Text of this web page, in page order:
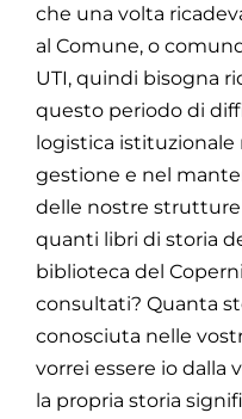
che una volta
al Comune, o
UTI, quindi bisogna
questo periodo di
logistica
gestione e nel
delle nostre strutture
quanti libri di storia
biblioteca del
consultati? Quanta
conosciuta nelle
vorrei essere io dalla
la propria storia